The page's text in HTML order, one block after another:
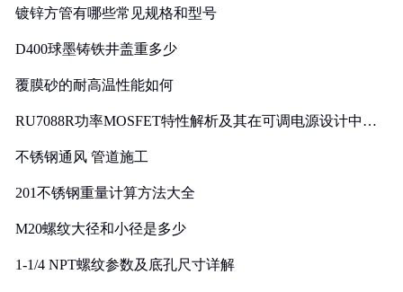
镀锌方管有哪些常见规格和型号
D400球墨铸铁井盖重多少
覆膜砂的耐高温性能如何
RU7088R功率MOSFET特性解析及其在可调电源设计中的
不锈钢通风 管道施工
201不锈钢重量计算方法大全
M20螺纹大径和小径是多少
1-1/4 NPT螺纹参数及底孔尺寸详解